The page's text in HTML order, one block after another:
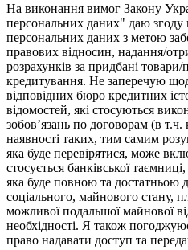
На виконання вимог Закону
персональних даних" даю згоду
персональних даних з метою
правових відносин, надання/
розрахунків за придбані
кредитування. Не заперечую
відповідних бюро кредитних
відомостей, які стосуються
зобов’язань по договорам (в
наявності таких, тим самим
яка буде перевірятися, може
стосується банківської
яка буде повною та достатньою
соціального, майнового стану,
можливої подальшої майнової
необхідності. Я також
право надавати доступ та